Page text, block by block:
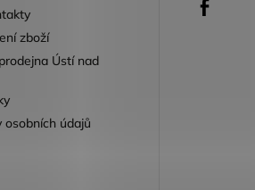
zboží
Ústí nad
osobních údajů